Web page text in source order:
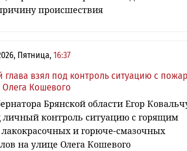
происшествия
Пятница, 16:37
глава взял под контроль ситуацию с
Олега Кошевого
Брянской области Егор
личный контроль ситуацию с горящим
лакокрасочных и горюче-смазочных
на улице Олега Кошевого